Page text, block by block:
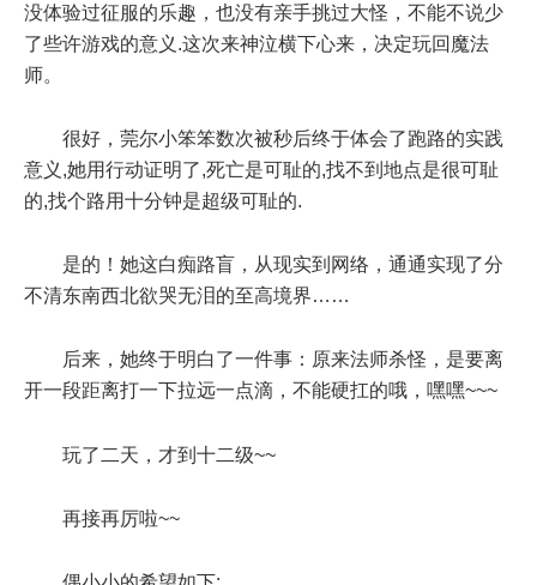
没体验过征服的乐趣，也没有亲手挑过大怪，不能不说少
了些许游戏的意义.这次来神泣横下心来，决定玩回魔法
师。
很好，莞尔小笨笨数次被秒后终于体会了跑路的实践
意义,她用行动证明了,死亡是可耻的,找不到地点是很可耻
的,找个路用十分钟是超级可耻的.
是的！她这白痴路盲，从现实到网络，通通实现了分
不清东南西北欲哭无泪的至高境界……
后来，她终于明白了一件事：原来法师杀怪，是要离
开一段距离打一下拉远一点滴，不能硬扛的哦，嘿嘿~~~
玩了二天，才到十二级~~
再接再厉啦~~